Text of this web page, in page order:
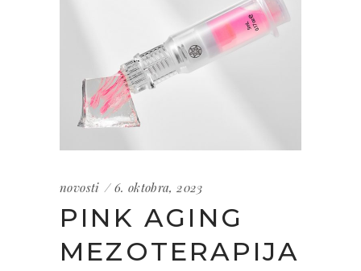
novosti 6. oktobra, 2023
PINK AGING
MEZOTERAPIJA